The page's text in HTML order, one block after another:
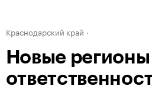
Краснодарский край
Новые